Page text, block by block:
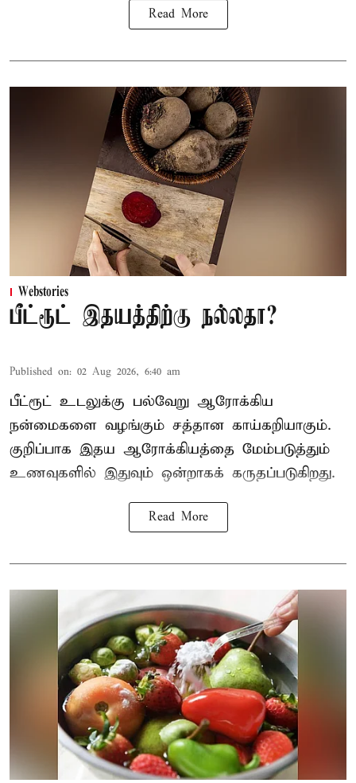
Read More
Webstories
பீட்ரூட் இதயத்திற்கு நல்லதா?
Published on: 02 Aug 2026, 6:40 am
பீட்ரூட் உடலுக்கு பல்வேறு ஆரோக்கிய
நன்மைகளை வழங்கும் சத்தான காய்கறியாகும்.
குறிப்பாக இதய ஆரோக்கியத்தை மேம்படுத்தும்
உணவுகளில் இதுவும் ஒன்றாகக் கருதப்படுகிறது.
Read More